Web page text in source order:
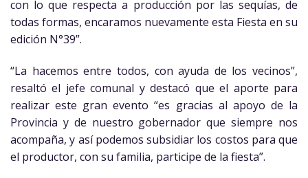
con lo que respecta a producción por las sequías, de
todas formas, encaramos nuevamente esta Fiesta en su
edición N°39”.
“La hacemos entre todos, con ayuda de los vecinos”,
resaltó el jefe comunal y destacó que el aporte para
realizar este gran evento “es gracias al apoyo de la
Provincia y de nuestro gobernador que siempre nos
acompaña, y así podemos subsidiar los costos para que
el productor, con su familia, participe de la fiesta”.